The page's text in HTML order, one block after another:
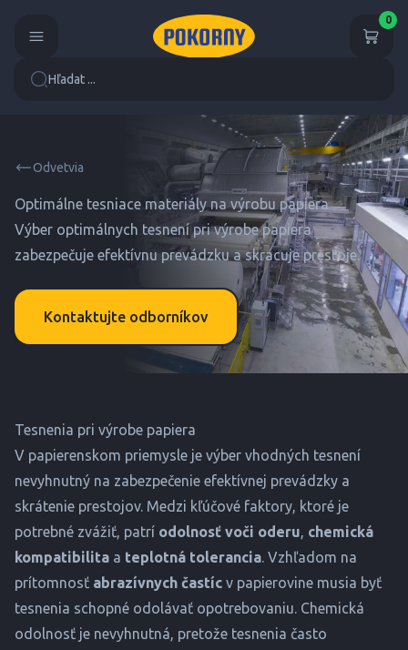
Hľadat ...
0
Odvetvia
Optimálne tesniace materiály na výrobu papiera
Výber optimálnych tesnení pri výrobe papiera
zabezpečuje efektívnu prevádzku a skracuje prestoje.
Kontaktujte odborníkov
Tesnenia pri výrobe papiera
V papierenskom priemysle je výber vhodných tesnení
nevyhnutný na zabezpečenie efektívnej prevádzky a
skrátenie prestojov. Medzi kľúčové faktory, ktoré je
potrebné zvážiť, patrí odolnosť voči oderu, chemická
kompatibilita a teplotná tolerancia. Vzhľadom na
prítomnosť abrazívnych častíc v papierovine musia byť
tesnenia schopné odolávať opotrebovaniu. Chemická
odolnosť je nevyhnutná, pretože tesnenia často